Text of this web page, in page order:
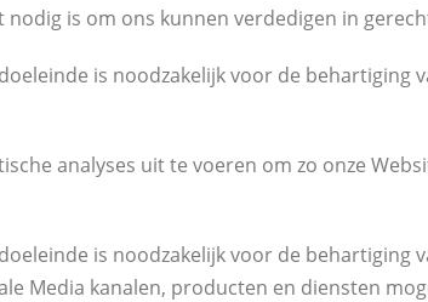
is om ons kunnen verdedigen in
is noodzakelijk voor de behartiging
analyses uit te voeren om zo onze
is noodzakelijk voor de behartiging
Media kanalen, producten en diensten